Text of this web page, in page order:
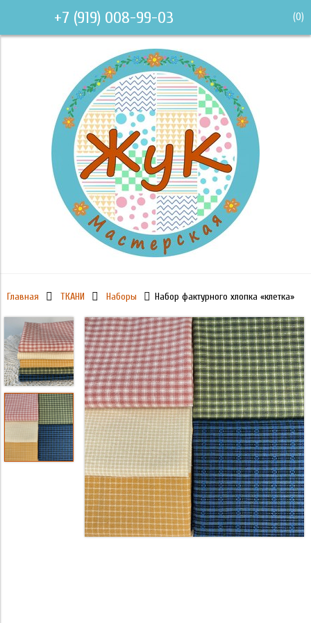
+7 (919) 008-99-03 (0)
Главная ТКАНИ Наборы Набор фактурного хлопка «клетка»